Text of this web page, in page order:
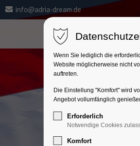
info@adria-dream.de
Home Kroatien
Wenn Sie lediglich die
Website möglicherweise nicht
auftreten.
Die Einstellung "Komfort" wird
Angebot vollumfänglich
Erforderlich
Notwendige Cookies
Komfort